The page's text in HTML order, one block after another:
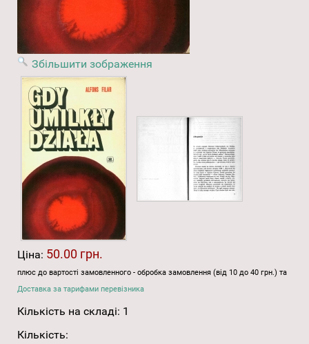
Збільшити зображення
Ціна: 50.00 грн.
плюс до вартості замовленного - обробка замовлення (від 10 до 40 грн.) та
Доставка за тарифами перевізника
Кількість на складі: 1
Кількість: